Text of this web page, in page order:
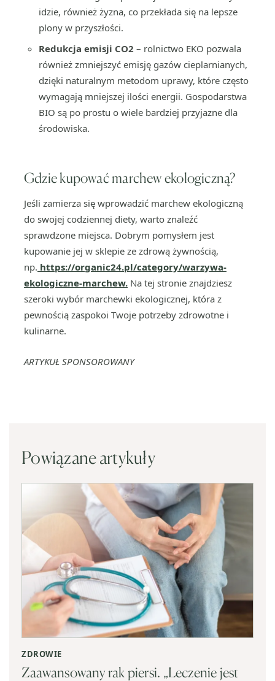
idzie, również żyzna, co przekłada się na lepsze
plony w przyszłości.
Redukcja emisji CO2 – rolnictwo EKO pozwala
również zmniejszyć emisję gazów cieplarnianych,
dzięki naturalnym metodom uprawy, które często
wymagają mniejszej ilości energii. Gospodarstwa
BIO są po prostu o wiele bardziej przyjazne dla
środowiska.
Gdzie kupować marchew ekologiczną?
Jeśli zamierza się wprowadzić marchew ekologiczną
do swojej codziennej diety, warto znaleźć
sprawdzone miejsca. Dobrym pomysłem jest
kupowanie jej w sklepie ze zdrową żywnością,
np. https://organic24.pl/category/warzywa-
ekologiczne-marchew. Na tej stronie znajdziesz
szeroki wybór marchewki ekologicznej, która z
pewnością zaspokoi Twoje potrzeby zdrowotne i
kulinarne.
ARTYKUŁ SPONSOROWANY
Powiązane artykuły
ZDROWIE
Zaawansowany rak piersi. „Leczenie jest